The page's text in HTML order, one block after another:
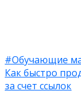
#Обучающие
Как быстро
за счет ссылок